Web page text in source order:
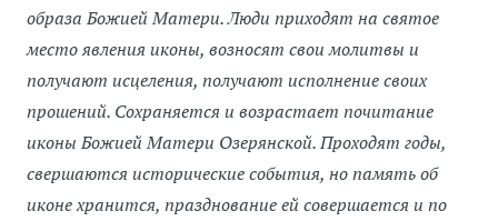
образа Божией Матери. Люди приходят на святое
место явления иконы, возносят свои молитвы и
получают исцеления, получают исполнение своих
прошений. Сохраняется и возрастает почитание
иконы Божией Матери Озерянской. Проходят годы,
свершаются исторические события, но память об
иконе хранится, празднование ей совершается и по